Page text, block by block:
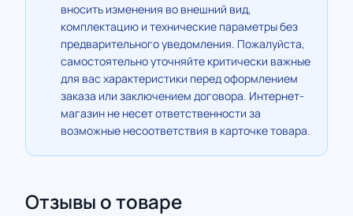
вносить изменения во внешний вид,
комплектацию и технические параметры без
предварительного уведомления. Пожалуйста,
самостоятельно уточняйте критически важные
для вас характеристики перед оформлением
заказа или заключением договора. Интернет-
магазин не несет ответственности за
возможные несоответствия в карточке товара.
Отзывы о товаре